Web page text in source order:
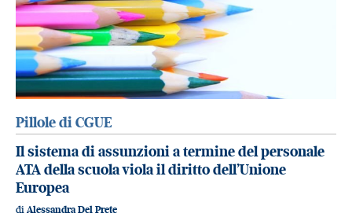
Pillole di CGUE
Il sistema di assunzioni a termine del personale
ATA della scuola viola il diritto dell’Unione
Europea
di Alessandra Del Prete